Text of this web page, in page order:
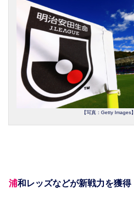
【写真：Getty Images】
浦和レッズなどが新戦力を獲得